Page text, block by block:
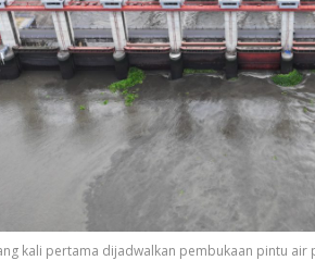
kali pertama dijadwalkan pembukaan pintu air